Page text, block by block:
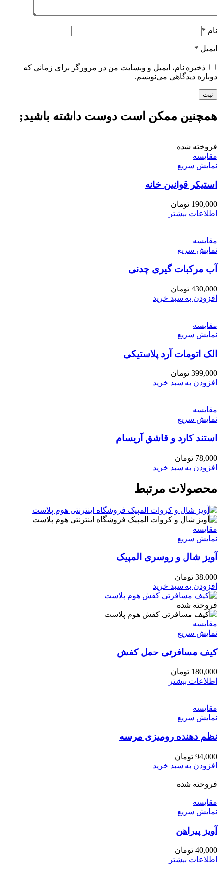
نام *
ایمیل *
ذخیره نام، ایمیل و وبسایت من در مرورگر برای زمانی که
دوباره دیدگاهی می‌نویسم.
همچنین ممکن است دوست داشته باشید;
فروخته شده
مقايسه
نمایش سریع
استیکر قوانین خانه
190,000 تومان
اطلاعات بیشتر
مقايسه
نمایش سریع
آب مرکبات گیری چدنی
430,000 تومان
افزودن به سبد خرید
مقايسه
نمایش سریع
الک اتومات آرد پلاستیکی
399,000 تومان
افزودن به سبد خرید
مقايسه
نمایش سریع
استند کارد و قاشق آریسام
78,000 تومان
افزودن به سبد خرید
محصولات مرتبط
مقايسه
نمایش سریع
آویز شال و روسری المپیک
38,000 تومان
افزودن به سبد خرید
فروخته شده
مقايسه
نمایش سریع
کیف مسافرتی حمل کفش
180,000 تومان
اطلاعات بیشتر
مقايسه
نمایش سریع
نظم دهنده رومیزی مرسه
94,000 تومان
افزودن به سبد خرید
فروخته شده
مقايسه
نمایش سریع
آویز پیراهن
40,000 تومان
اطلاعات بیشتر